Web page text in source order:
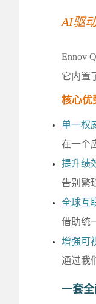
AI驱
Ennov
它内置
核心优
单一权
在一个
提升绩
告别繁
全球互
借助统
增强可
通过我
一套